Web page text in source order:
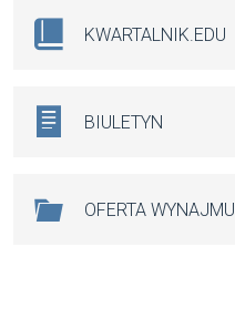
KWARTALNIK.EDU
BIULETYN
OFERTA WYNAJMU